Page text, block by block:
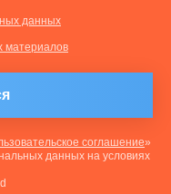
данных
материалов
соглашение»
данных на условиях